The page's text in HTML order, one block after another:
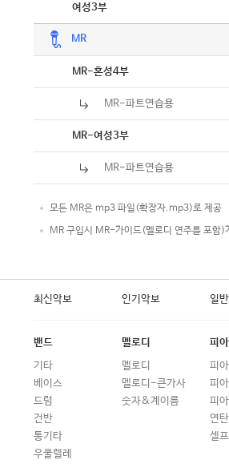
여성3부
MR
MR-혼성4부
MR-파트연습용
MR-여성3부
MR-파트연습용
모든 MR은 mp3 파일(확장자.mp3)로 제공
MR 구입시 MR-가이드(멜로디 연주를 포함)
최신악보 인기악보 일
밴드
기타
베이스
드럼
건반
통기타
우쿨렐레
멜로디
멜로디
멜로디-큰가사
숫자&계이름
피
피
피
피
연
셀